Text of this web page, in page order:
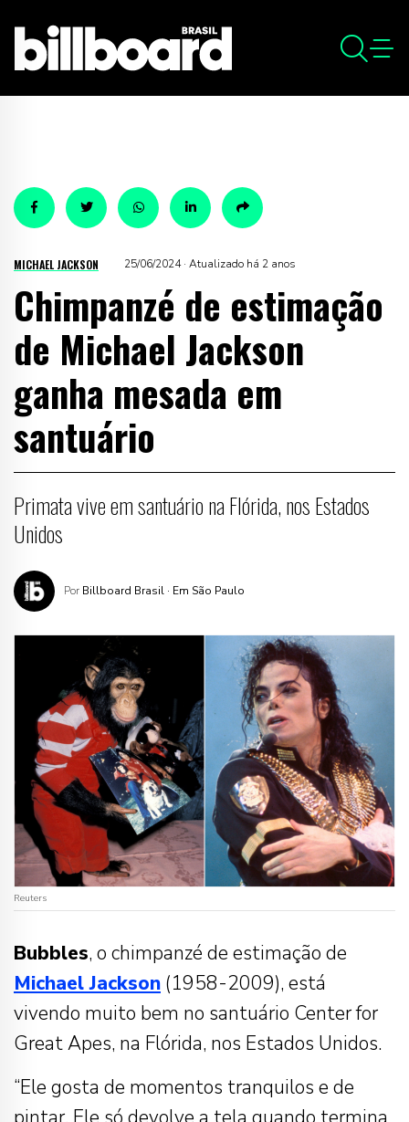
MICHAEL JACKSON 25/06/2024 · Atualizado há 2 anos
Chimpanzé de estimação
de Michael Jackson
ganha mesada em
santuário
Primata vive em santuário na Flórida, nos Estados
Unidos
Por Billboard Brasil · Em São Paulo
Reuters
Bubbles, o chimpanzé de estimação de
Michael Jackson (1958-2009), está
vivendo muito bem no santuário Center for
Great Apes, na Flórida, nos Estados Unidos.
“Ele gosta de momentos tranquilos e de